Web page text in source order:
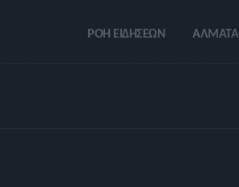
ΡΟΗ ΕΙΔΗΣΕΩΝ ΑΛΜΑΤΑ